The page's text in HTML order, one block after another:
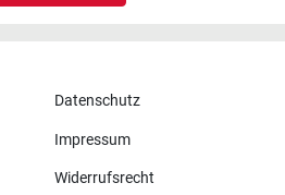
Datenschutz
Impressum
Widerrufsrecht